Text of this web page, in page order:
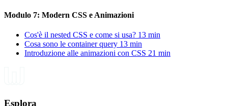
Modulo 7: Modern CSS e Animazioni
Cos'è il nested CSS e come si usa? 13 min
Cosa sono le container query 13 min
Introduzione alle animazioni con CSS 21 min
Esplora